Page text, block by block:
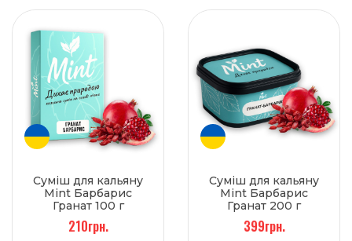
Суміш для кальяну
Mint Барбарис
Гранат 100 г
210грн.
Суміш для кальяну
Mint Барбарис
Гранат 200 г
399грн.